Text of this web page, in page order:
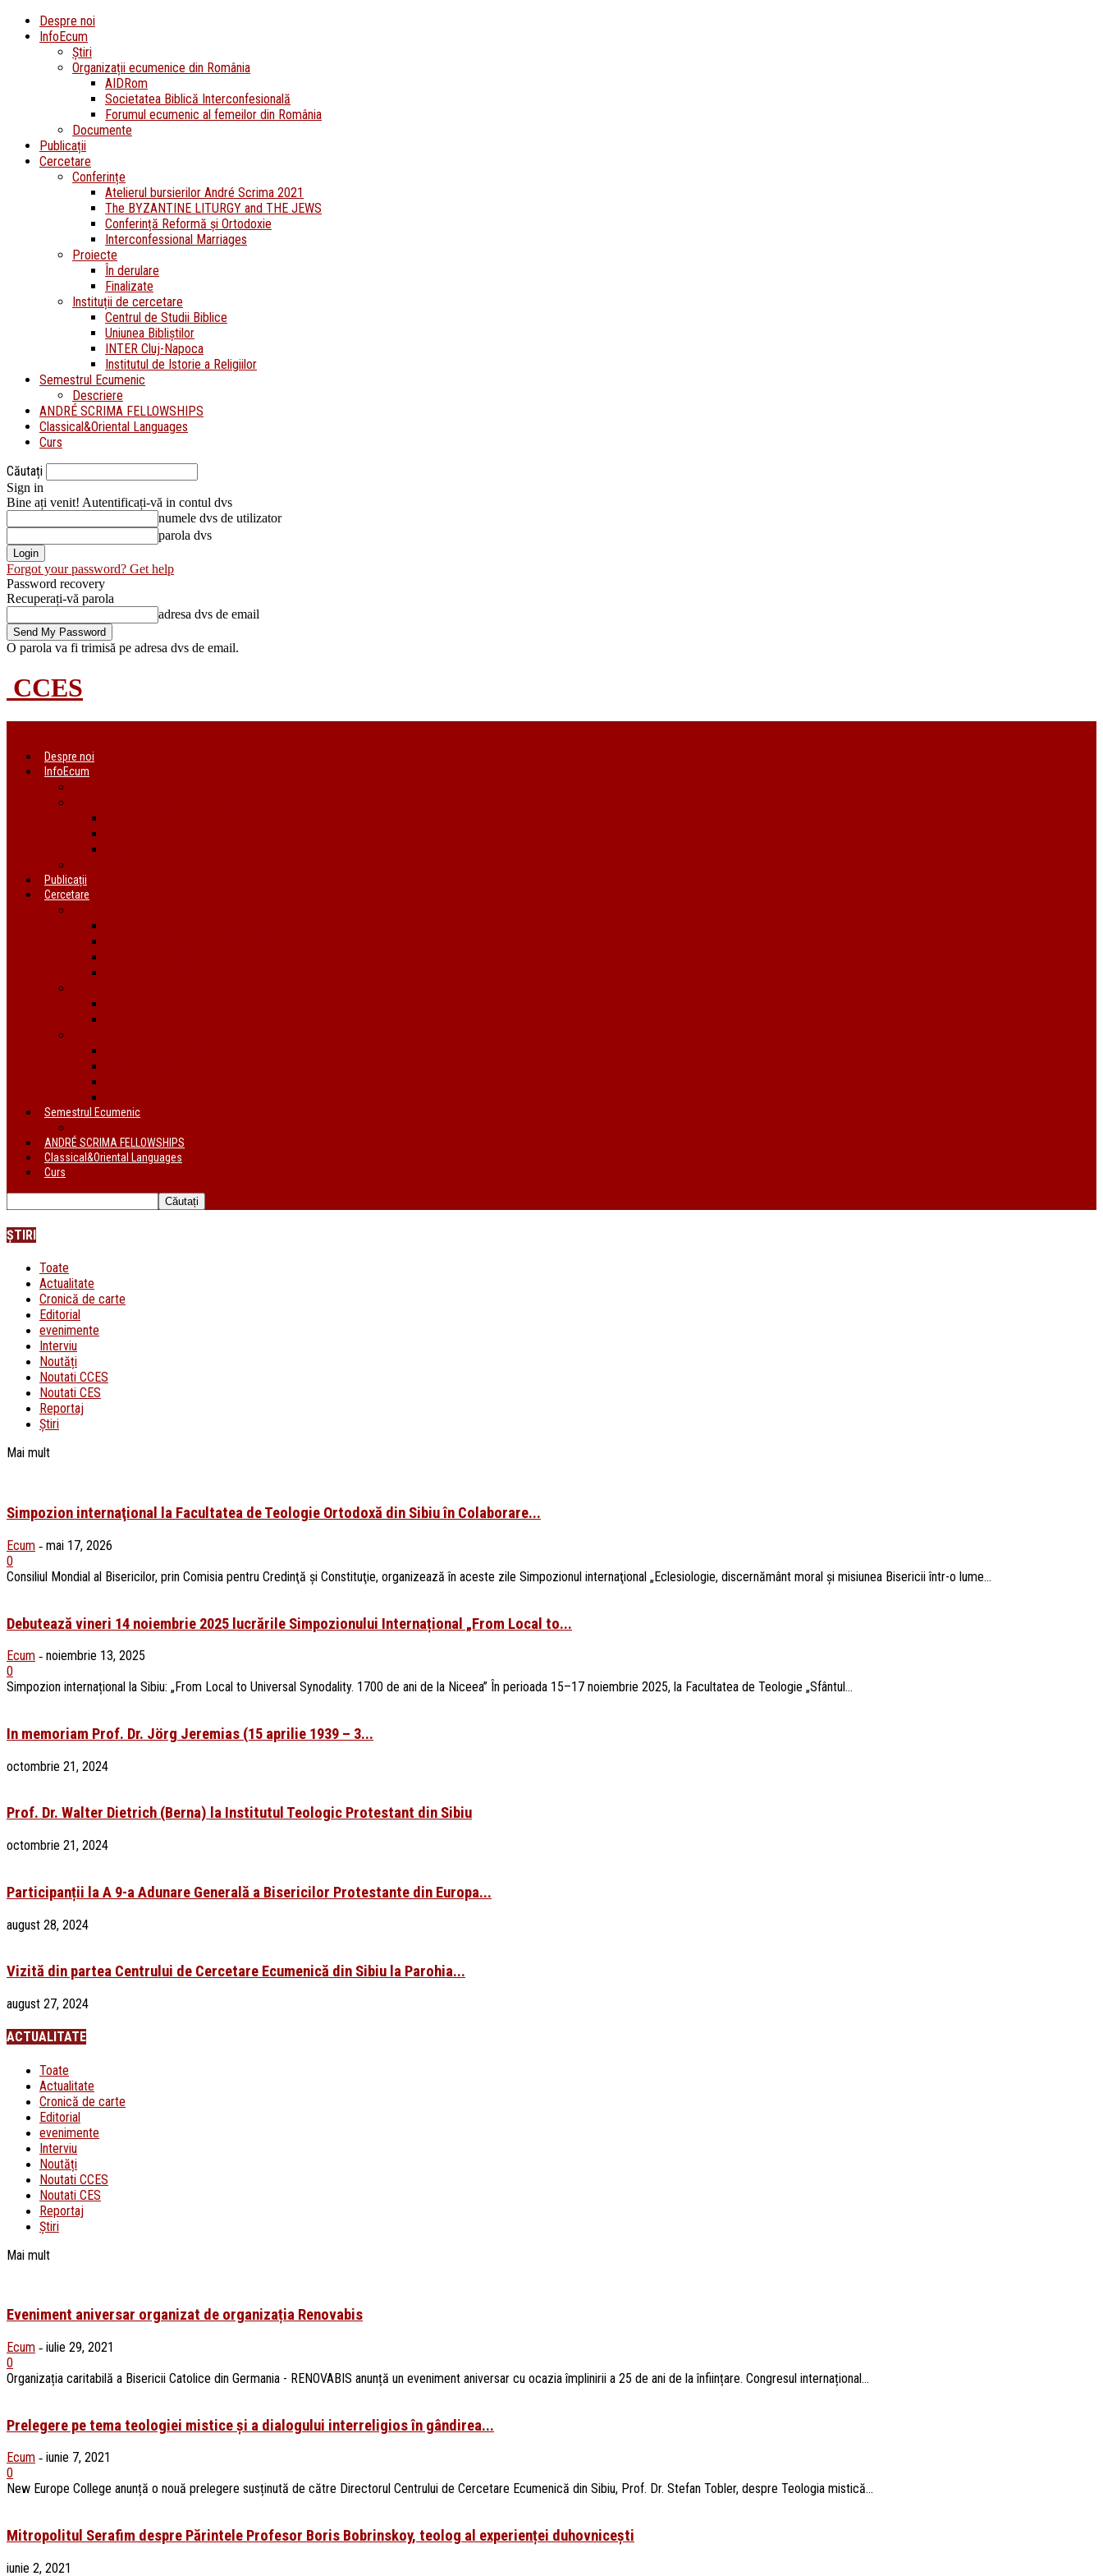
Despre noi
InfoEcum
Știri
Organizații ecumenice din România
AIDRom
Societatea Biblică Interconfesională
Forumul ecumenic al femeilor din România
Documente
Publicații
Cercetare
Conferințe
Atelierul bursierilor André Scrima 2021
The BYZANTINE LITURGY and THE JEWS
Conferință Reformă și Ortodoxie
Interconfessional Marriages
Proiecte
În derulare
Finalizate
Instituții de cercetare
Centrul de Studii Biblice
Uniunea Bibliștilor
INTER Cluj-Napoca
Institutul de Istorie a Religiilor
Semestrul Ecumenic
Descriere
ANDRÉ SCRIMA FELLOWSHIPS
Classical&Oriental Languages
Curs
Căutați
Sign in
Bine ați venit! Autentificați-vă in contul dvs
numele dvs de utilizator
parola dvs
Forgot your password? Get help
Password recovery
Recuperați-vă parola
adresa dvs de email
O parola va fi trimisă pe adresa dvs de email.
CCES
Despre noi
InfoEcum
Publicații
Cercetare
Semestrul Ecumenic
ANDRÉ SCRIMA FELLOWSHIPS
Classical&Oriental Languages
Curs
ȘTIRI
Toate
Actualitate
Cronică de carte
Editorial
evenimente
Interviu
Noutăți
Noutati CCES
Noutati CES
Reportaj
Știri
Mai mult
Simpozion internaţional la Facultatea de Teologie Ortodoxă din Sibiu în Colaborare...
Ecum - mai 17, 2026
0
Consiliul Mondial al Bisericilor, prin Comisia pentru Credinţă şi Constituţie, organizează în aceste zile Simpozionul internaţional „Eclesiologie, discernământ moral și misiunea Bisericii într-o lume...
Debutează vineri 14 noiembrie 2025 lucrările Simpozionului Internațional „From Local to...
Ecum - noiembrie 13, 2025
0
Simpozion internațional la Sibiu: „From Local to Universal Synodality. 1700 de ani de la Niceea” În perioada 15–17 noiembrie 2025, la Facultatea de Teologie „Sfântul...
In memoriam Prof. Dr. Jörg Jeremias (15 aprilie 1939 – 3...
octombrie 21, 2024
Prof. Dr. Walter Dietrich (Berna) la Institutul Teologic Protestant din Sibiu
octombrie 21, 2024
Participanții la A 9-a Adunare Generală a Bisericilor Protestante din Europa...
august 28, 2024
Vizită din partea Centrului de Cercetare Ecumenică din Sibiu la Parohia...
august 27, 2024
ACTUALITATE
Toate
Actualitate
Cronică de carte
Editorial
evenimente
Interviu
Noutăți
Noutati CCES
Noutati CES
Reportaj
Știri
Mai mult
Eveniment aniversar organizat de organizația Renovabis
Ecum - iulie 29, 2021
0
Organizația caritabilă a Bisericii Catolice din Germania - RENOVABIS anunță un eveniment aniversar cu ocazia împlinirii a 25 de ani de la înființare. Congresul internațional...
Prelegere pe tema teologiei mistice și a dialogului interreligios în gândirea...
Ecum - iunie 7, 2021
0
New Europe College anunță o nouă prelegere susținută de către Directorul Centrului de Cercetare Ecumenică din Sibiu, Prof. Dr. Stefan Tobler, despre Teologia mistică...
Mitropolitul Serafim despre Părintele Profesor Boris Bobrinskoy, teolog al experienței duhovnicești
iunie 2, 2021